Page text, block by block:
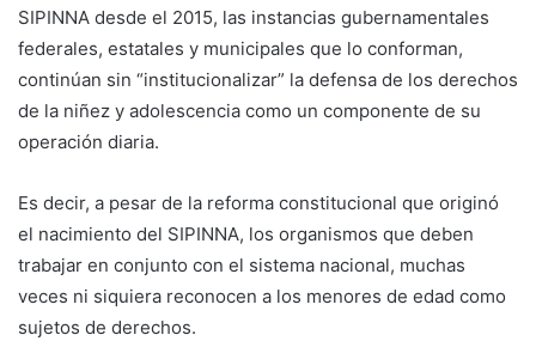
SIPINNA desde el 2015, las instancias gubernamentales
federales, estatales y municipales que lo conforman,
continúan sin “institucionalizar” la defensa de los derechos
de la niñez y adolescencia como un componente de su
operación diaria.
Es decir, a pesar de la reforma constitucional que originó
el nacimiento del SIPINNA, los organismos que deben
trabajar en conjunto con el sistema nacional, muchas
veces ni siquiera reconocen a los menores de edad como
sujetos de derechos.